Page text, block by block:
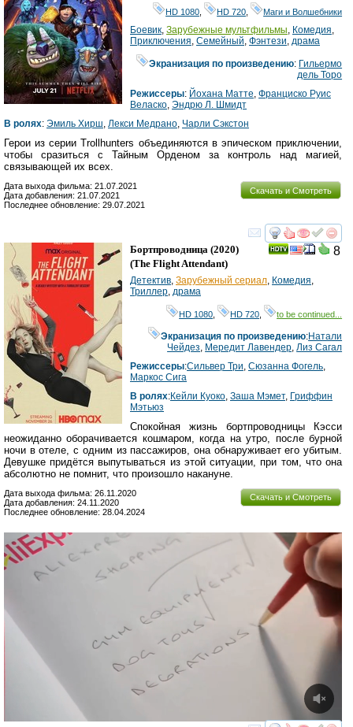
HD 1080 HD 720 Маги и Волшебники
Боевик, Зарубежные мультфильмы, Комедия,
Приключения, Семейный, Фэнтези, драма
Экранизация по произведению: Гильермо
дель Торо
Режиссеры: Йохана Матте, Франциско Руис
Веласко, Эндрю Л. Шмидт
В ролях: Эмиль Хирш, Лекси Медрано, Чарли Сэкстон
Герои из серии Trollhunters объединяются в эпическом приключении,
чтобы сразиться с Тайным Орденом за контроль над магией,
связывающей их всех.
Скачать и Смотреть
Дата выхода фильма: 21.07.2021
Дата добавления: 21.07.2021
Последнее обновление: 29.07.2021
смотреть
8
Бортпроводница (2020)
(The Flight Attendant)
Детектив, Зарубежный сериал, Комедия,
Триллер, драма
HD 1080 HD 720 to be continued...
Экранизация по произведению:Натали
Чейдез, Мередит Лавендер,Лиз Сагал
Режиссеры:Сильвер Три, Сюзанна Фогель,
Маркос Сига
В ролях:Кейли Куоко, Заша Мэмет, Гриффин
Мэтьюз
Спокойная жизнь бортпроводницы Кэсси
неожиданно оборачивается кошмаром, когда на утро, после бурной
ночи в отеле, с одним из пассажиров, она обнаруживает его убитым.
Девушке придётся выпутываться из этой ситуации, при том, что она
абсолютно не помнит, что произошло накануне.
Скачать и Смотреть
Дата выхода фильма: 26.11.2020
Дата добавления: 24.11.2020
Последнее обновление: 28.04.2024